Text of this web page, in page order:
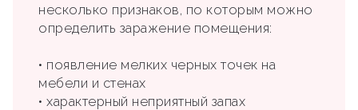
несколько признаков, по которым можно
определить заражение помещения:
• появление мелких черных точек на
мебели и стенах
• характерный неприятный запах